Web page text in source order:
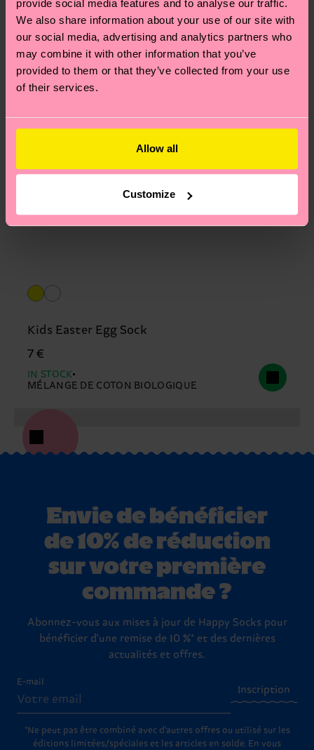
provide social media features and to analyse our traffic.
We also share information about your use of our site with
our social media, advertising and analytics partners who
may combine it with other information that you’ve
provided to them or that they’ve collected from your use
of their services.
Allow all
Customize
Kids Easter Egg Sock
7 €
IN STOCK
MÉLANGE DE COTON BIOLOGIQUE
Envie de bénéficier
de 10% de réduction
sur votre première
commande ?
Abonnez-vous aux mises à jour de Happy Socks pour
bénéficier d'une remise de 10 %* et des dernières
actualités et offres.
E-mail
Inscription
*Ne peut pas être combiné avec d'autres offres ou utilisé sur les
éditions limitées/spéciales et les articles en solde. En vous